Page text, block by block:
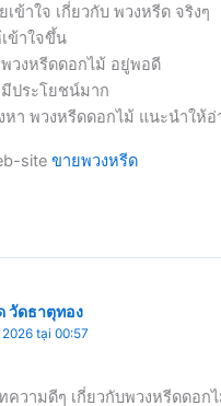
ข้าใจ เกี่ยวกับ พวงหรีด จริงๆ
ข้าใจขึ้น
พวงหรีดดอกไม้ อยู่พอดี
ประโยชน์มาก
า พวงหรีดดอกไม้ แนะนำให้อ่
siteขายพวงหรีด
วัดธาตุทอง
tại 00:57
วามดีๆ เกี่ยวกับพวงหรีดดอก